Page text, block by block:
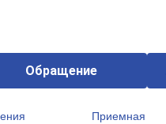
Обращение
Приемная